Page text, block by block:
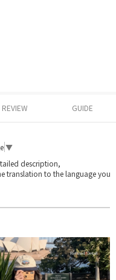
REVIEW GUIDE
▼
description,
translation to the language you